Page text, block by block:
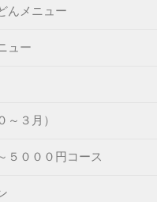
んメニュー
ュー
～３月）
５０００円コース